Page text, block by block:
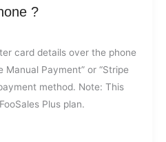
?
card details over the phone
Manual Payment” or “Stripe
method. Note: This
Plus plan.